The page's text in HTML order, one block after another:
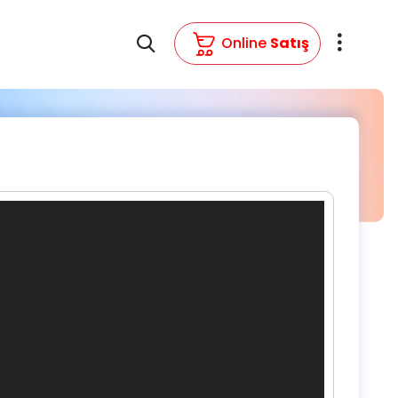
Online Satış